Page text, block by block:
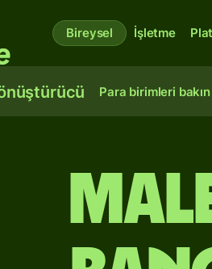
Bireysel İşletme
Para birimleri bakın